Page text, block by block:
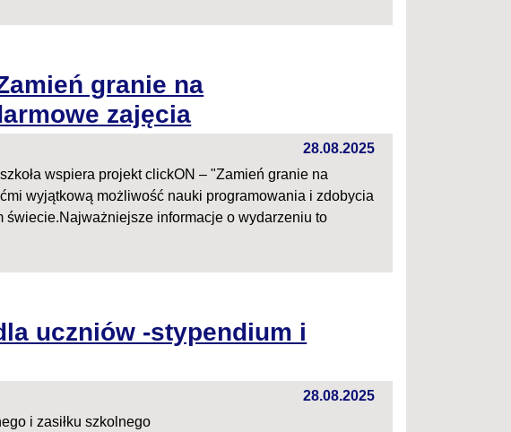
granie na
zajęcia
28.08.2025
wspiera projekt clickON – "Zamień granie na
wyjątkową możliwość nauki programowania i zdobycia
informacje o wydarzeniu to
uczniów -stypendium i
28.08.2025
i zasiłku szkolnego